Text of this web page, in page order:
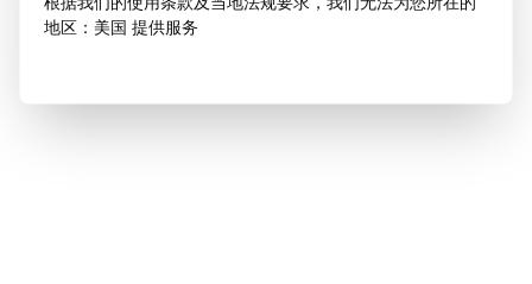
地区：美国 提供服务